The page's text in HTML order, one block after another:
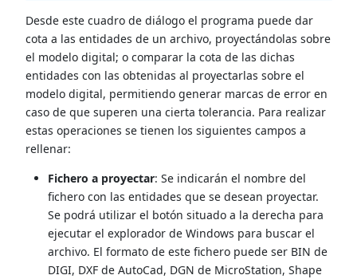
Desde este cuadro de diálogo el programa puede dar
cota a las entidades de un archivo, proyectándolas sobre
el modelo digital; o comparar la cota de las dichas
entidades con las obtenidas al proyectarlas sobre el
modelo digital, permitiendo generar marcas de error en
caso de que superen una cierta tolerancia. Para realizar
estas operaciones se tienen los siguientes campos a
rellenar:
Fichero a proyectar: Se indicarán el nombre del
fichero con las entidades que se desean proyectar.
Se podrá utilizar el botón situado a la derecha para
ejecutar el explorador de Windows para buscar el
archivo. El formato de este fichero puede ser BIN de
DIGI, DXF de AutoCad, DGN de MicroStation, Shape